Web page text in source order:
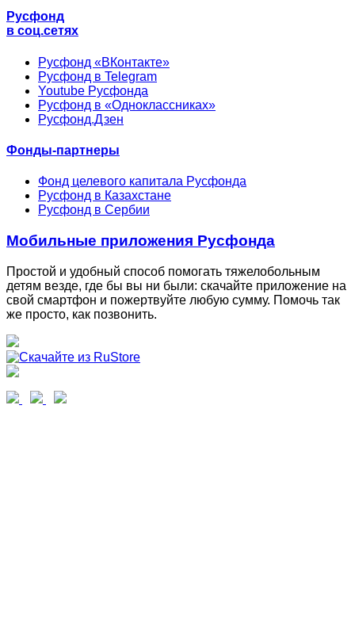
Русфонд
в соц.сетях
Русфонд «ВКонтакте»
Русфонд в Telegram
Youtube Русфонда
Русфонд в «Одноклассниках»
Русфонд.Дзен
Фонды-партнеры
Фонд целевого капитала Русфонда
Русфонд в Казахстане
Русфонд в Сербии
Мобильные приложения Русфонда
Простой и удобный способ помогать тяжелобольным
детям везде, где бы вы ни были: скачайте приложение на
свой смартфон и пожертвуйте любую сумму. Помочь так
же просто, как позвонить.